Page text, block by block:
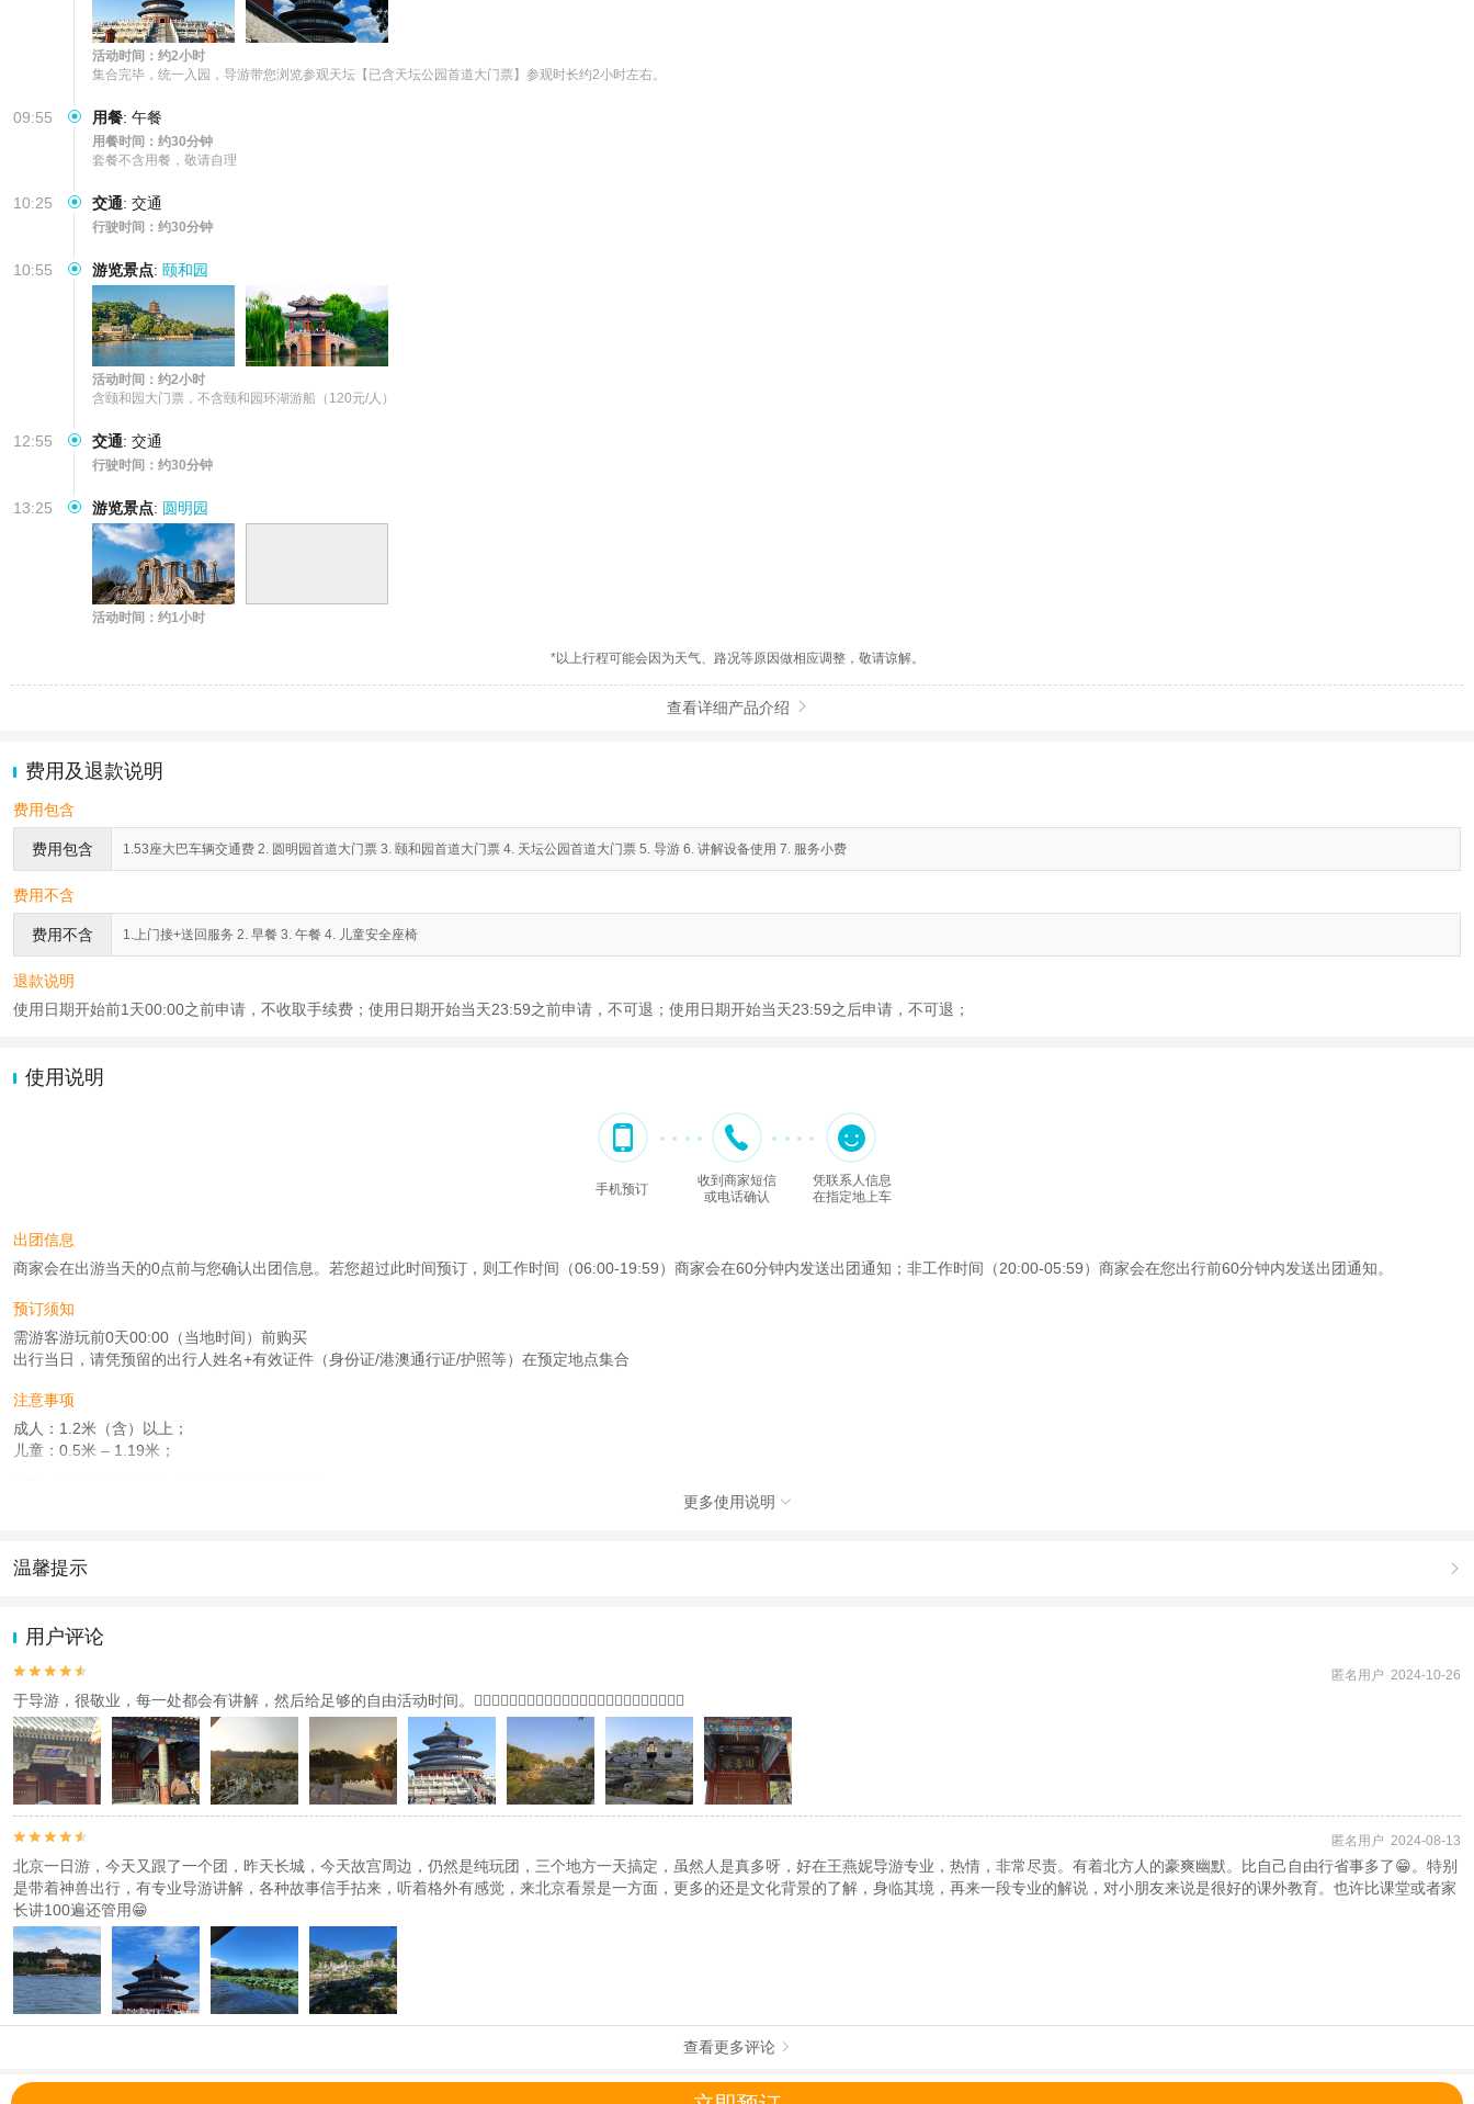
活动时间：约2小时
集合完毕，统一入园，导游带您浏览参观天坛【已含天坛公园首道大门票】参观时长约2小时左右。
09:55 用餐: 午餐
用餐时间：约30分钟
套餐不含用餐，敬请自理
10:25 交通: 交通
行驶时间：约30分钟
10:55 游览景点: 颐和园
活动时间：约2小时
含颐和园大门票，不含颐和园环湖游船（120元/人）
12:55 交通: 交通
行驶时间：约30分钟
13:25 游览景点: 圆明园
活动时间：约1小时
*以上行程可能会因为天气、路况等原因做相应调整，敬请谅解。
查看详细产品介绍 
费用及退款说明
费用包含
费用包含 1.53座大巴车辆交通费 2. 圆明园首道大门票 3. 颐和园首道大门票 4. 天坛公园首道大门票 5. 导游 6. 讲解设备使用 7. 服务小费
费用不含
费用不含 1.上门接+送回服务 2. 早餐 3. 午餐 4. 儿童安全座椅
退款说明
使用日期开始前1天00:00之前申请，不收取手续费；使用日期开始当天23:59之前申请，不可退；使用日期开始当天23:59之后申请，不可退；
使用说明
手机预订
收到商家短信
或电话确认
凭联系人信息
在指定地上车
出团信息
商家会在出游当天的0点前与您确认出团信息。若您超过此时间预订，则工作时间（06:00-19:59）商家会在60分钟内发送出团通知；非工作时间（20:00-05:59）商家会在您出行前60分钟内发送出团通知。
预订须知
需游客游玩前0天00:00（当地时间）前购买
出行当日，请凭预留的出行人姓名+有效证件（身份证/港澳通行证/护照等）在预定地点集合
注意事项
成人：1.2米（含）以上；
儿童：0.5米 – 1.19米；
本产品由青岛驿路同行国际旅行社有限公司代理招徕，委托社为北京北斗国际旅行社有限公司，具体的旅游服务和操作由委托社及其有资质的地接社提供
更多使用说明 
温馨提示 
2.为普及旅游安全知识及旅游文明公约，使您的旅程顺利圆满完成，特制定
用户评论

 匿名用户 2024-10-26
于导游，很敬业，每一处都会有讲解，然后给足够的自由活动时间。👍🏻👍🏻👍🏻👍🏻👍🏻👍🏻👍🏻👍🏻👍🏻👍🏻👍🏻👍🏻

 匿名用户 2024-08-13
北京一日游，今天又跟了一个团，昨天长城，今天故宫周边，仍然是纯玩团，三个地方一天搞定，虽然人是真多呀，好在王燕妮导游专业，热情，非常尽责。有着北方人的豪爽幽默。比自己自由行省事多了😁。特别
是带着神兽出行，有专业导游讲解，各种故事信手拈来，听着格外有感觉，来北京看景是一方面，更多的还是文化背景的了解，身临其境，再来一段专业的解说，对小朋友来说是很好的课外教育。也许比课堂或者家
长讲100遍还管用😁
查看更多评论 